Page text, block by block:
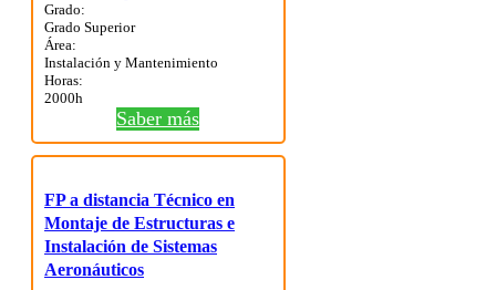
Grado:
Grado Superior
Área:
Instalación y Mantenimiento
Horas:
2000h
Saber más
FP a distancia Técnico en
Montaje de Estructuras e
Instalación de Sistemas
Aeronáuticos